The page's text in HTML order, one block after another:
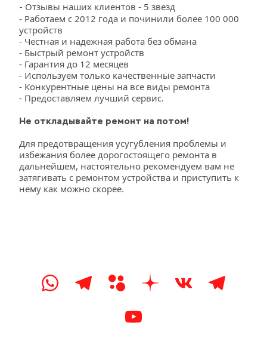
- Отзывы наших клиентов - 5 звезд
- Работаем с 2012 года и починили более 100 000
устройств
- Честная и надежная работа без обмана
- Быстрый ремонт устройств
- Гарантия до 12 месяцев
- Используем только качественные запчасти
- Конкурентные цены на все виды ремонта
- Предоставляем лучший сервис.
Не откладывайте ремонт на потом!
Для предотвращения усугубления проблемы и
избежания более дорогостоящего ремонта в
дальнейшем, настоятельно рекомендуем вам не
затягивать с ремонтом устройства и приступить к
нему как можно скорее.